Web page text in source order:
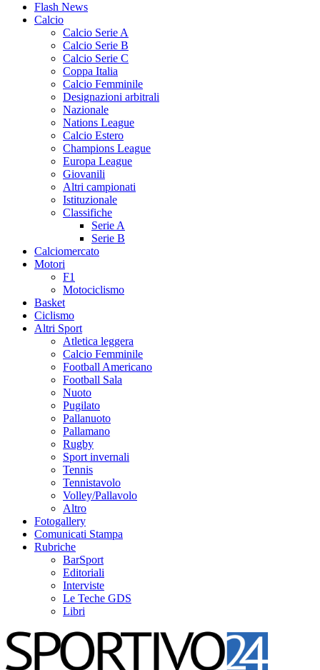
Flash News
Calcio
Calcio Serie A
Calcio Serie B
Calcio Serie C
Coppa Italia
Calcio Femminile
Designazioni arbitrali
Nazionale
Nations League
Calcio Estero
Champions League
Europa League
Giovanili
Altri campionati
Istituzionale
Classifiche
Serie A
Serie B
Calciomercato
Motori
F1
Motociclismo
Basket
Ciclismo
Altri Sport
Atletica leggera
Calcio Femminile
Football Americano
Football Sala
Nuoto
Pugilato
Pallanuoto
Pallamano
Rugby
Sport invernali
Tennis
Tennistavolo
Volley/Pallavolo
Altro
Fotogallery
Comunicati Stampa
Rubriche
BarSport
Editoriali
Interviste
Le Teche GDS
Libri